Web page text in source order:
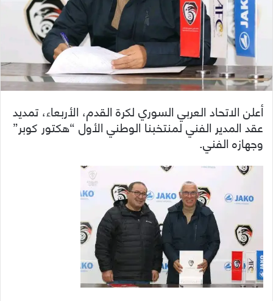
أعلن الاتحاد العربي السوري لكرة القدم، الأربعاء، تمديد
عقد المدير الفني لمنتخبنا الوطني الأول “هكتور كوبر”
وجهازه الفني.